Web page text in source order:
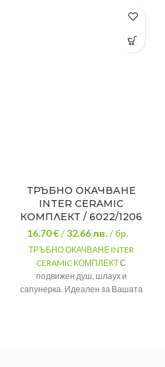
ТРЪБНО ОКАЧВАНЕ
INTER CERAMIC
КОМПЛЕКТ / 6022/1206
16.70 €/32.66лв./ бр.
ТРЪБНО ОКАЧВАНЕ INTER
CERAMIC КОМПЛЕКТС
подвижен душ, шлаух и
сапунерка. Идеален за Вашата